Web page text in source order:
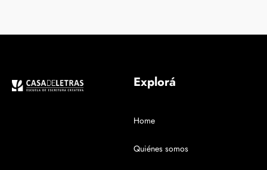
Explorá
Home
Quiénes somos